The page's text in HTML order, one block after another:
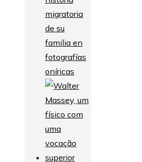
migratoria
de su
familia en
fotografías
oníricas